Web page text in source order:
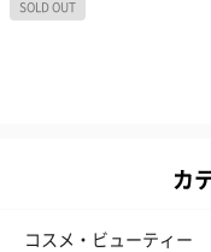
カ
コスメ・ビューティー